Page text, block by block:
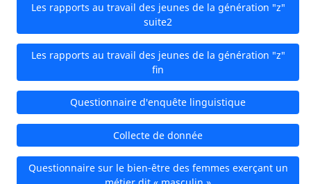
Les rapports au travail des jeunes de la génération "z"
suite2
Les rapports au travail des jeunes de la génération "z"
fin
Questionnaire d'enquête linguistique
Collecte de donnée
Questionnaire sur le bien-être des femmes exerçant un